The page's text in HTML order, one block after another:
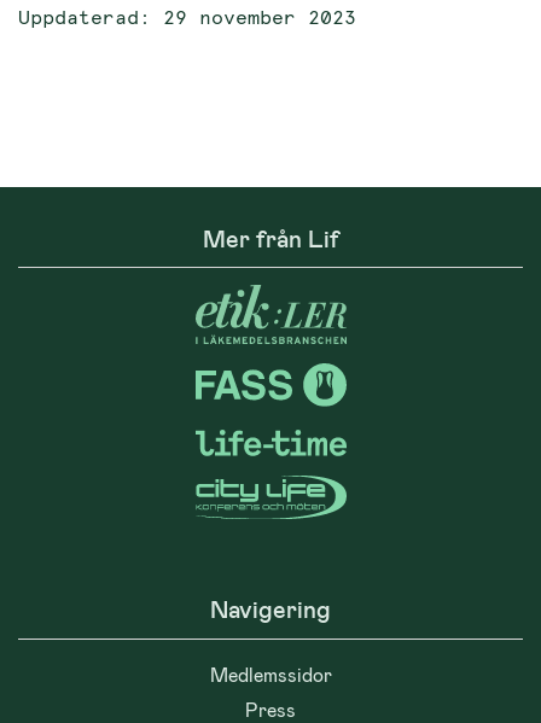
Uppdaterad: 29 november 2023
Mer från Lif
Navigering
Medlemssidor
Press